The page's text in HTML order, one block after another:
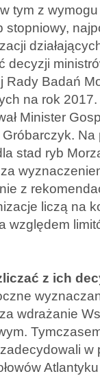
tym z
stopniowy,
decyzji
Badań
na rok
Minister
stad ryb
z
liczą na
względem
z ich
wdrażanie